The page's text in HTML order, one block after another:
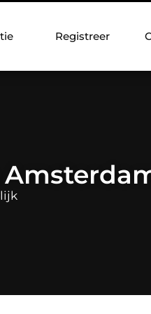
Registreer